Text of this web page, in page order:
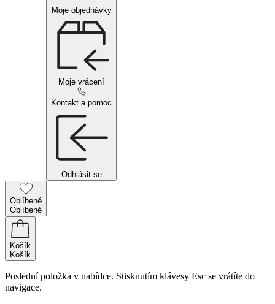
Moje objednávky
Moje vrácení
Kontakt a pomoc
Odhlásit se
Oblíbené
Oblíbené
Košík
Košík
Poslední položka v nabídce. Stisknutím klávesy Esc se vrátíte do
navigace.